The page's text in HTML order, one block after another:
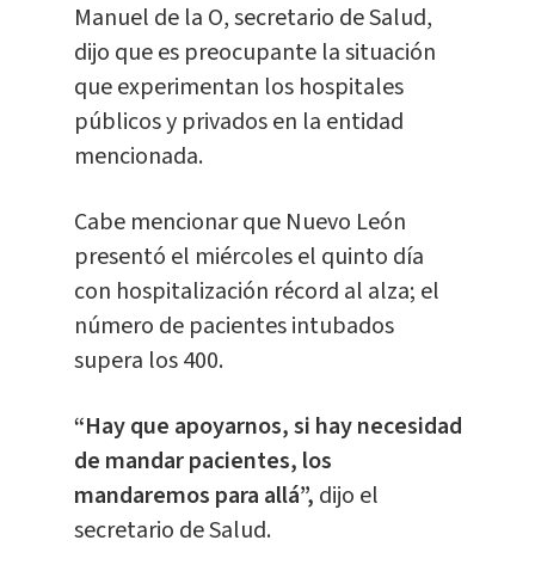
Manuel de la O, secretario de Salud,
dijo que es preocupante la situación
que experimentan los hospitales
públicos y privados en la entidad
mencionada.
Cabe mencionar que Nuevo León
presentó el miércoles el quinto día
con hospitalización récord al alza; el
número de pacientes intubados
supera los 400.
“Hay que apoyarnos, si hay necesidad
de mandar pacientes, los
mandaremos para allá”, dijo el
secretario de Salud.